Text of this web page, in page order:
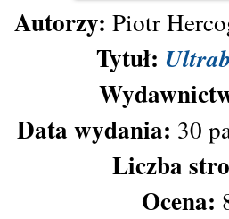
Autorzy: Piotr
Tytuł:
Data wydania: 30
Liczba
Ocena: